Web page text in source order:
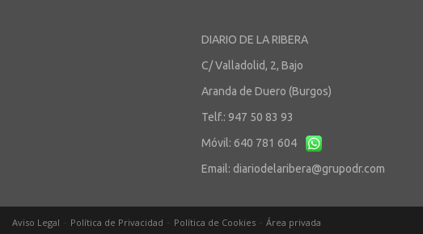
DIARIO DE LA RIBERA
C/ Valladolid, 2, Bajo
Aranda de Duero (Burgos)
Telf.: 947 50 83 93
Móvil: 640 781 604
Email: diariodelaribera@grupodr.com
Aviso Legal Política de Privacidad Política de Cookies Área privada